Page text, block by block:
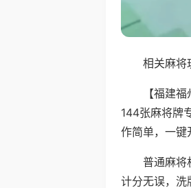
相关麻将
【福建
144张麻将牌
作简单，一键
普通麻将
计分无误，洗